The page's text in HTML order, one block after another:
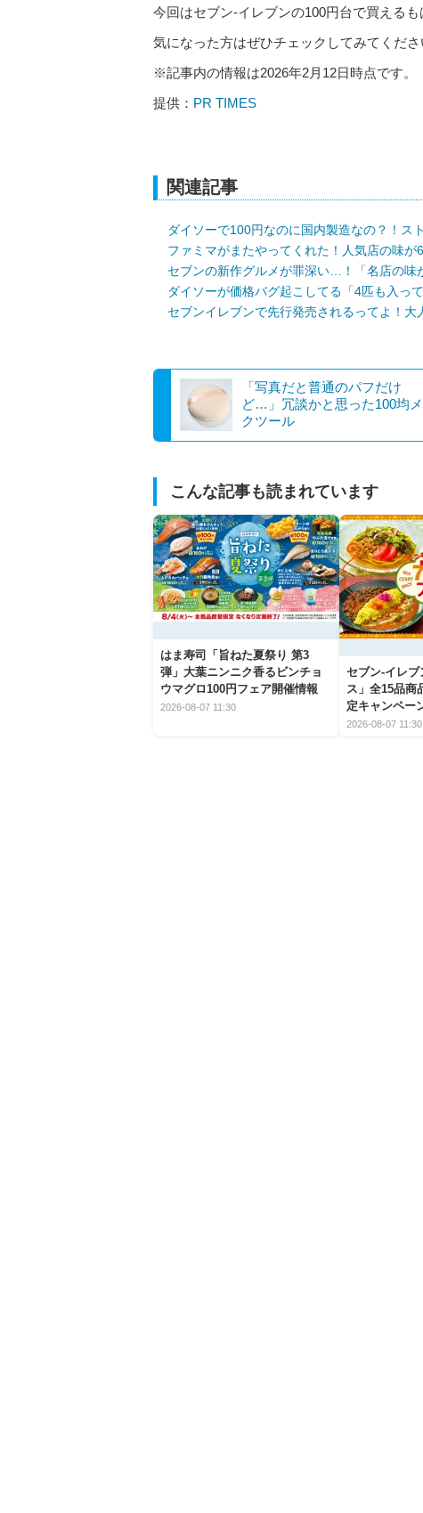
今回はセブン‐イレブンの100円台で買える
気になった方はぜひチェックしてみてくださ
※記事内の情報は2026年2月12日時点です。
提供： PR TIMES
関連記事
ダイソーで100円なのに国内製造なの？！ス
ファミマがまたやってくれた！人気店の味
セブンの新作グルメが罪深い…！「名店の味
ダイソーが価格バグ起こしてる「4匹も入っ
セブンイレブンで先行発売されるってよ！
「写真だと普通のパフだけ
ど…」冗談かと思った100均
クツール
こんな記事も読まれています
はま寿司「旨ねた夏祭り 第3
弾」大葉ニンニク香るビンチョ
ウマグロ100円フェア開催情報
2026-08-07 11:30
セブン‐イレ
ス」全15品商
定キャンペー
2026-08-07 11:30